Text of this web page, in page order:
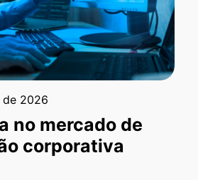
de 2026
no mercado de
corporativa